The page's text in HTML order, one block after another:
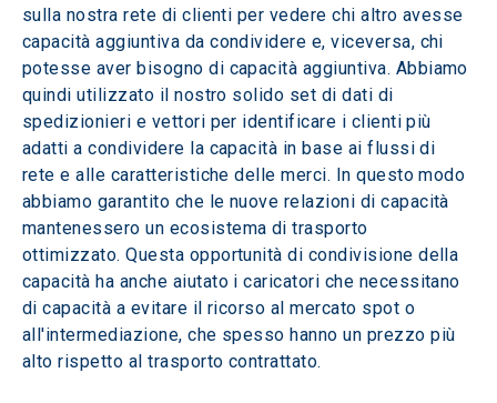
sulla nostra rete di clienti per vedere chi altro avesse
capacità aggiuntiva da condividere e, viceversa, chi
potesse aver bisogno di capacità aggiuntiva. Abbiamo
quindi utilizzato il nostro solido set di dati di
spedizionieri e vettori per identificare i clienti più
adatti a condividere la capacità in base ai flussi di
rete e alle caratteristiche delle merci. In questo modo
abbiamo garantito che le nuove relazioni di capacità
mantenessero un ecosistema di trasporto
ottimizzato. Questa opportunità di condivisione della
capacità ha anche aiutato i caricatori che necessitano
di capacità a evitare il ricorso al mercato spot o
all'intermediazione, che spesso hanno un prezzo più
alto rispetto al trasporto contrattato.